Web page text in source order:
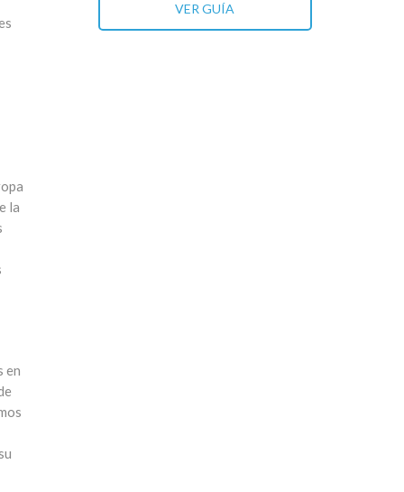
la
en
VER GUÍA